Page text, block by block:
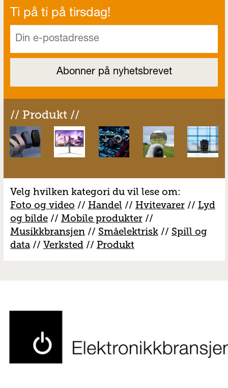
Ti på ti på tirsdag!
// Produkt //
Velg hvilken kategori du vil lese om:
Foto og video // Handel // Hvitevarer// Lyd
og bilde// Mobile produkter//
Musikkbransjen// Småelektrisk// Spill og
data// Verksted// Produkt